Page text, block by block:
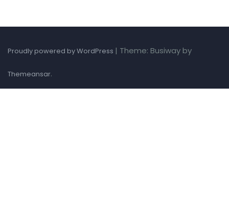
Proudly powered by WordPress | Theme: Busiway by
Themeansar.